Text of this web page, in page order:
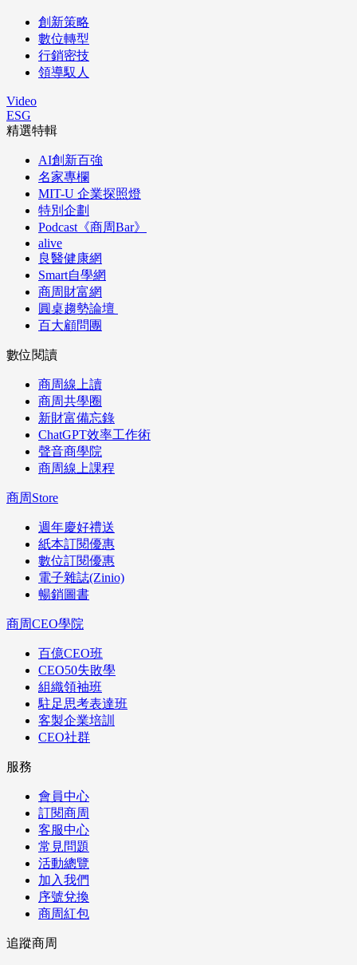
創新策略
數位轉型
行銷密技
領導馭人
Video
ESG
精選特輯
AI創新百強
名家專欄
MIT-U 企業探照燈
特別企劃
Podcast《商周Bar》
alive
良醫健康網
Smart自學網
商周財富網
圓桌趨勢論壇
百大顧問團
數位閱讀
商周線上讀
商周共學圈
新財富備忘錄
ChatGPT效率工作術
聲音商學院
商周線上課程
商周Store
週年慶好禮送
紙本訂閱優惠
數位訂閱優惠
電子雜誌(Zinio)
暢銷圖書
商周CEO學院
百億CEO班
CEO50失敗學
組織領袖班
駐足思考表達班
客製企業培訓
CEO社群
服務
會員中心
訂閱商周
客服中心
常見問題
活動總覽
加入我們
序號兌換
商周紅包
追蹤商周